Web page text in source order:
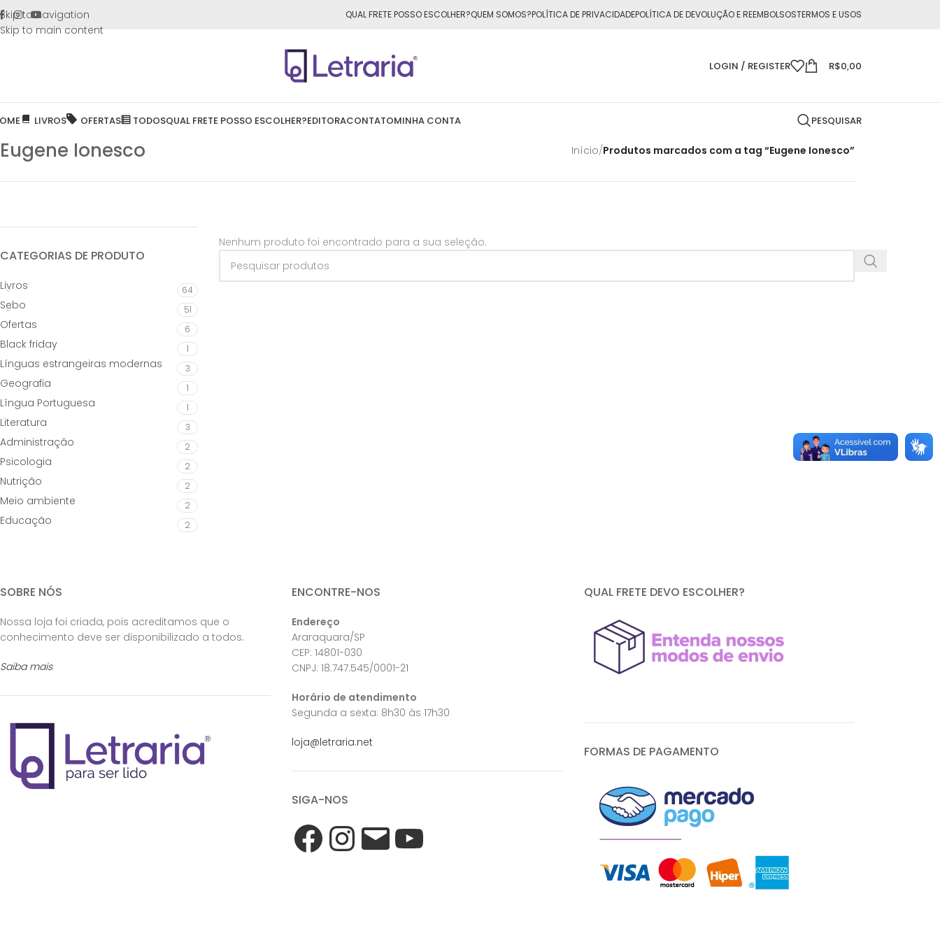
Skip to navigation
Skip to main content
para todo o Brasil nas compras acima de R$50,00
QUAL FRETE POSSO ESCOLHER?QUEM SOMOS?POLÍTICA DE PRIVACIDADEPOLÍTICA DE DEVOLUÇÃO E REEMBOLSOSTERMOS E USOS
LOGIN / REGISTER R$0,00
LIVROS OFERTAS TODOSQUAL FRETE POSSO ESCOLHER?EDITORACONTATOMINHA CONTA PESQUISAR
Eugene Ionesco Início/Produtos marcados com a tag “Eugene Ionesco”
CATEGORIAS DE PRODUTO
Livros 64
Sebo 51
Ofertas 6
Black friday 1
Línguas estrangeiras modernas 3
Geografia 1
Língua Portuguesa 1
Literatura 3
Administração 2
Psicologia 2
Nutrição 2
Meio ambiente 2
Educação 2
Nenhum produto foi encontrado para a sua seleção.
SOBRE NÓS
Nossa loja foi criada, pois acreditamos que o
conhecimento deve ser disponibilizado a todos.
Saiba mais
ENCONTRE-NOS
Endereço
Araraquara/SP
CEP: 14801-030
CNPJ: 18.747.545/0001-21
Horário de atendimento
Segunda a sexta: 8h30 às 17h30
loja@letraria.net
SIGA-NOS
QUAL FRETE DEVO ESCOLHER?
FORMAS DE PAGAMENTO